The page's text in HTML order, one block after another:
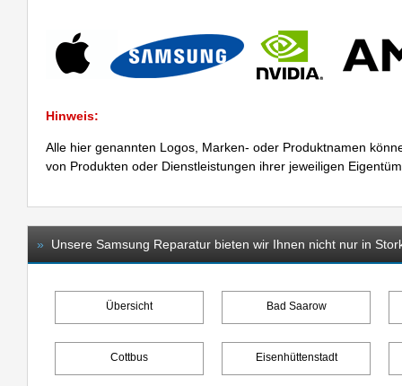
Hinweis:
Alle hier genannten Logos, Marken- oder Produktnamen
von Produkten oder Dienstleistungen ihrer jeweiligen
» Unsere Samsung Reparatur bieten wir Ihnen nicht nur in
Übersicht Bad Saarow
Cottbus Eisenhüttenstadt